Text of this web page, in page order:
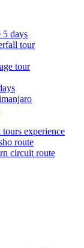
days
tour
tour
experience
route
circuit route